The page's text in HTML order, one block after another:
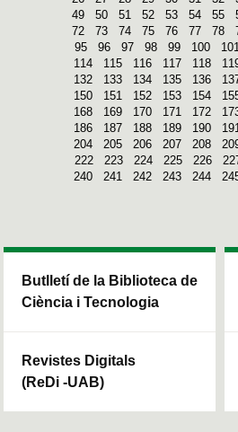
49
50 51 52 53 54 55
72
73 74 75 76 77 78
95
96 97 98 99 100 101
114
115 116 117 118
132
133 134 135 136
150
151 152 153 154
168
169 170 171 172
186
187 188 189 190 191
204
205 206 207 208
222
223 224 225 226
240
241 242 243 244
Butlletí de la Biblioteca de
Ciència i Tecnologia
Revistes Digitals
(ReDi -UAB)